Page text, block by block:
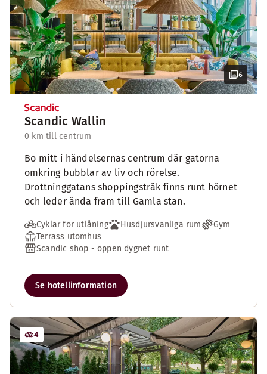
6
Scandic Wallin
0 km till centrum
Bo mitt i händelsernas centrum där gatorna
omkring bubblar av liv och rörelse.
Drottninggatans shoppingstråk finns runt hörnet
och leder ända fram till Gamla stan.
Cyklar för utlåning Husdjursvänliga rum
Gym
Terrass utomhus
Scandic shop - öppen dygnet runt
Se hotellinformation
4